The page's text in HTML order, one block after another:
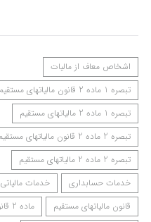
اشخاص معاف از مالیات
‌تبصره ‌1 ماده 2 قانون مالیاتهای مستقیم
‌تبصره ‌1 ماده 2 مالیاتهای مستقیم
تبصره 2 ماده 2 قانون مالیاتهای مستقیم
تبصره 2 ماده 2 مالیاتهای مستقیم
خدمات حسابداری
خدمات مالیاتی
قانون مالیاتهای مستقیم
ماده 2 قانون مالیات